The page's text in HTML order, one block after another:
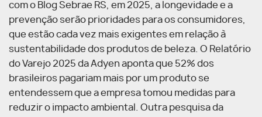
com o Blog Sebrae RS, em 2025, a longevidade e a
prevenção serão prioridades para os consumidores,
que estão cada vez mais exigentes em relação à
sustentabilidade dos produtos de beleza. O Relatório
do Varejo 2025 da Adyen aponta que 52% dos
brasileiros pagariam mais por um produto se
entendessem que a empresa tomou medidas para
reduzir o impacto ambiental. Outra pesquisa da